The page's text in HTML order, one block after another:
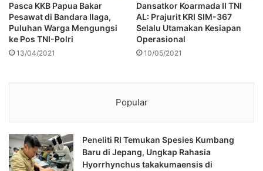
Pasca KKB Papua Bakar
Pesawat di Bandara Ilaga,
Puluhan Warga Mengungsi
ke Pos TNI-Polri
13/04/2021
Dansatkor Koarmada II TNI
AL: Prajurit KRI SIM-367
Selalu Utamakan Kesiapan
Operasional
10/05/2021
Popular
Peneliti RI Temukan Spesies Kumbang
Baru di Jepang, Ungkap Rahasia
Hyorrhynchus takakumaensis di